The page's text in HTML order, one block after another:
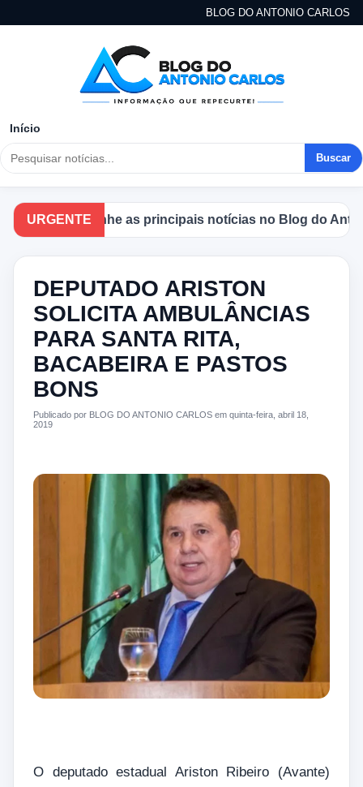
BLOG DO ANTONIO CARLOS
Início
Buscar
URGENTE
Acompanhe as principais notícias no Blog do Antonio
DEPUTADO ARISTON
SOLICITA AMBULÂNCIAS
PARA SANTA RITA,
BACABEIRA E PASTOS
BONS
Publicado por BLOG DO ANTONIO CARLOS em quinta-feira, abril 18,
2019
O deputado estadual Ariston Ribeiro (Avante)